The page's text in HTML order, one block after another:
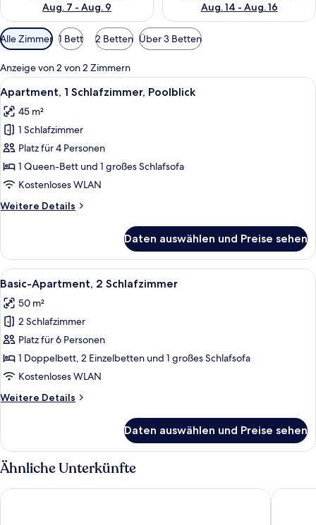
Aug. 7 - Aug. 9
Aug. 14 - Aug. 16
Verfügbare
Filter
für
Zimmer
Alle Zimmer 1 Bett 2 Betten Über 3 Betten
Anzeige von 2 von 2 Zimmern
Alle
Fotos
für
Apartment,
1
Schlafzimmer,
Poolblick
Ein Schlafzimmer mit Bett,
13
Apartment, 1 Schlafzimmer, Poolblick
45 m²
1 Schlafzimmer
Platz für 4 Personen
1 Queen-Bett und 1 großes Schlafsofa
Kostenloses WLAN
Weitere Details
Weitere
1
Schlafzimmer,
Poolblick
Daten auswählen und Preise sehen
Alle
Fotos
für
Basic-
Apartment,
2 Schlafzimmer
anzeigen
Ein Schlafzimmer mit Bett,
5
Basic-Apartment, 2 Schlafzimmer
50 m²
2 Schlafzimmer
Platz für 6 Personen
1 Doppelbett, 2 Einzelbetten und 1 großes Schlafsofa
Kostenloses WLAN
Weitere Details
Weitere
Apartment,
2 Schlafzimmer
Daten auswählen und Preise sehen
Ähnliche Unterkünfte
Eliofos Elegant Maisonettes Follow